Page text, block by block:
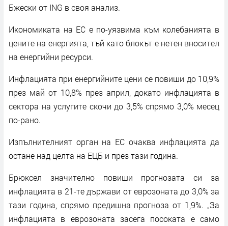
Бжески от ING в своя анализ.
Икономиката на ЕС е по-уязвима към колебанията в
цените на енергията, тъй като блокът е нетен вносител
на енергийни ресурси.
Инфлацията при енергийните цени се повиши до 10,9%
през май от 10,8% през април, докато инфлацията в
сектора на услугите скочи до 3,5% спрямо 3,0% месец
по-рано.
Изпълнителният орган на ЕС очаква инфлацията да
остане над целта на ЕЦБ и през тази година.
Брюксел значително повиши прогнозата си за
инфлацията в 21-те държави от еврозоната до 3,0% за
тази година, спрямо предишна прогноза от 1,9%. „За
инфлацията в еврозоната засега посоката е само